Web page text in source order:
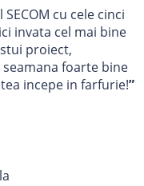
cu cele cinci
invata cel mai bine
proiect,
seamana foarte bine
incepe in farfurie!”